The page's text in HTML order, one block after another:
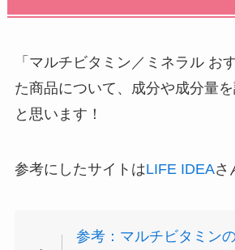
「マルチビタミン／ミネラル お
た商品について、成分や成分量
と思います！
参考にしたサイトはLIFE IDEAさ
参考：マルチビタミン